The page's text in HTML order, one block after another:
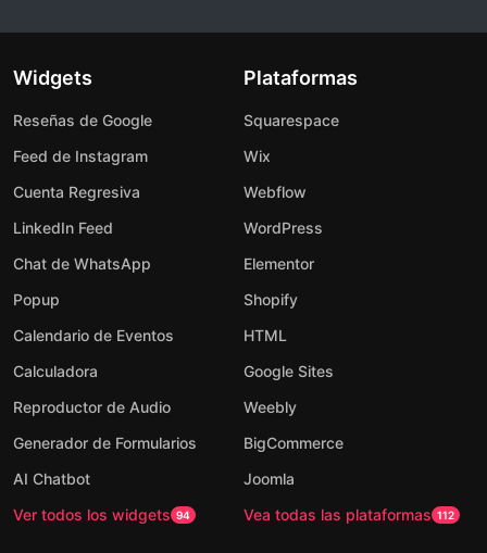
Widgets
Reseñas de Google
Feed de Instagram
Cuenta Regresiva
LinkedIn Feed
Chat de WhatsApp
Popup
Calendario de Eventos
Calculadora
Reproductor de Audio
Generador de Formularios
AI Chatbot
Ver todos los widgets 94
Plataformas
Squarespace
Wix
Webflow
WordPress
Elementor
Shopify
HTML
Google Sites
Weebly
BigCommerce
Joomla
Vea todas las plataformas 112